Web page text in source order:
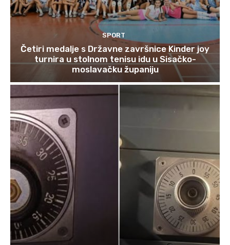
SPORT
Četiri medalje s Državne završnice Kinder joy
turnira u stolnom tenisu idu u Sisačko-
moslavačku županiju